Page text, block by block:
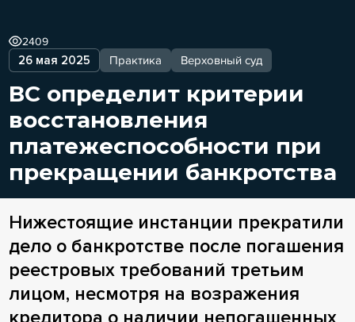
26 мая 2025 Практика Верховный суд
2409
ВС определит критерии
восстановления
платежеспособности при
прекращении банкротства
Нижестоящие инстанции прекратили
дело о банкротстве после погашения
реестровых требований третьим
лицом, несмотря на возражения